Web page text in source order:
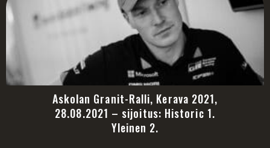
Askolan Granit-Ralli, Kerava 2021,
28.08.2021 – sijoitus: Historic 1.
Yleinen 2.